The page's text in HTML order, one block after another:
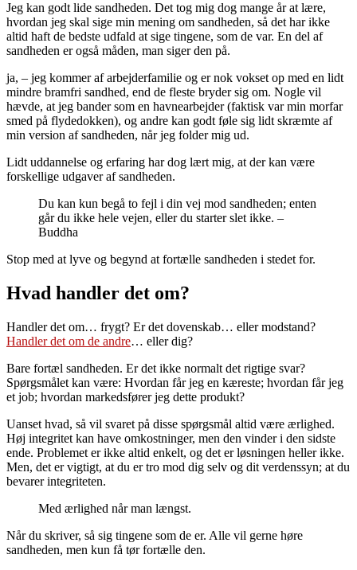
Jeg kan godt lide sandheden. Det tog mig dog mange år at lære,
hvordan jeg skal sige min mening om sandheden, så det har ikke
altid haft de bedste udfald at sige tingene, som de var. En del af
sandheden er også måden, man siger den på.
ja, – jeg kommer af arbejderfamilie og er nok vokset op med en lidt
mindre bramfri sandhed, end de fleste bryder sig om. Nogle vil
hævde, at jeg bander som en havnearbejder (faktisk var min morfar
smed på flydedokken), og andre kan godt føle sig lidt skræmte af
min version af sandheden, når jeg folder mig ud.
Lidt uddannelse og erfaring har dog lært mig, at der kan være
forskellige udgaver af sandheden.
Du kan kun begå to fejl i din vej mod sandheden; enten
går du ikke hele vejen, eller du starter slet ikke. –
Buddha
Stop med at lyve og begynd at fortælle sandheden i stedet for.
Hvad handler det om?
Handler det om… frygt? Er det dovenskab… eller modstand?
Handler det om de andre… eller dig?
Bare fortæl sandheden. Er det ikke normalt det rigtige svar?
Spørgsmålet kan være: Hvordan får jeg en kæreste; hvordan får jeg
et job; hvordan markedsfører jeg dette produkt?
Uanset hvad, så vil svaret på disse spørgsmål altid være ærlighed.
Høj integritet kan have omkostninger, men den vinder i den sidste
ende. Problemet er ikke altid enkelt, og det er løsningen heller ikke.
Men, det er vigtigt, at du er tro mod dig selv og dit verdenssyn; at du
bevarer integriteten.
Med ærlighed når man længst.
Når du skriver, så sig tingene som de er. Alle vil gerne høre
sandheden, men kun få tør fortælle den.